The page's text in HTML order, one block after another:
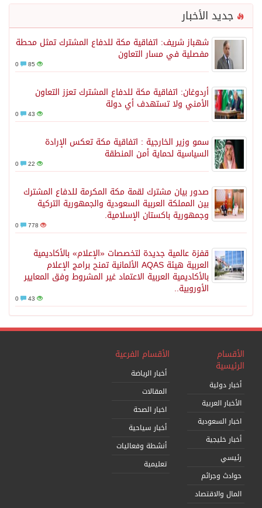
جديد الأخبار
شهباز شريف: اتفاقية مكة للدفاع المشترك تمثل محطة
مفصلية في مسار التعاون
85
أردوغان: اتفاقية مكة للدفاع المشترك تعزز التعاون
الأمني ولا تستهدف أي دولة
43
سمو وزير الخارجية : اتفاقية مكة تعكس الإرادة
السياسية لحماية أمن المنطقة
22
صدور بيان مشترك لقمة مكة المكرمة للدفاع المشترك
بين المملكة العربية السعودية والجمهورية التركية
وجمهورية باكستان الإسلامية.
778
قفزة عالمية جديدة لتخصصات «الإعلام» بالأكاديمية
العربية هيئة AQAS الألمانية تمنح برامج الإعلام
بالأكاديمية العربية الاعتماد غير المشروط وفق المعايير
الأوروبية..
43
الأقسام
الرئيسية
أخبار دولية
الأخبار العربية
اخبار السعودية
أخبار خليجية
رئيسي
حوادث وجرائم
المال والاقتصاد
الأقسام الفرعية
أخبار الرياضة
المقالات
اخبار الصحة
أخبار سياحية
أنشطة وفعاليات
تعليمية